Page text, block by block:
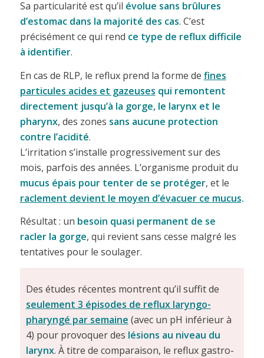
Sa particularité est qu’il évolue sans brûlures
d’estomac dans la majorité des cas. C’est
précisément ce qui rend ce type de reflux difficile
à identifier.
En cas de RLP, le reflux prend la forme de fines
particules acides et gazeuses qui remontent
directement jusqu’à la gorge, le larynx et le
pharynx, des zones sans aucune protection
contre l’acidité.
L’irritation s’installe progressivement sur des
mois, parfois des années. L’organisme produit du
mucus épais pour tenter de se protéger, et le
raclement devient le moyen d’évacuer ce mucus.
Résultat : un besoin quasi permanent de se
racler la gorge, qui revient sans cesse malgré les
tentatives pour le soulager.
Des études récentes montrent qu’il suffit de
seulement 3 épisodes de reflux laryngo-
pharyngé par semaine (avec un pH inférieur à
4) pour provoquer des lésions au niveau du
larynx. À titre de comparaison, le reflux gastro-